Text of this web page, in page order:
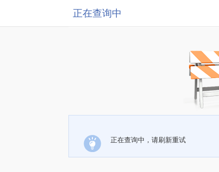
正在查询中
正在查询中，请刷新重试